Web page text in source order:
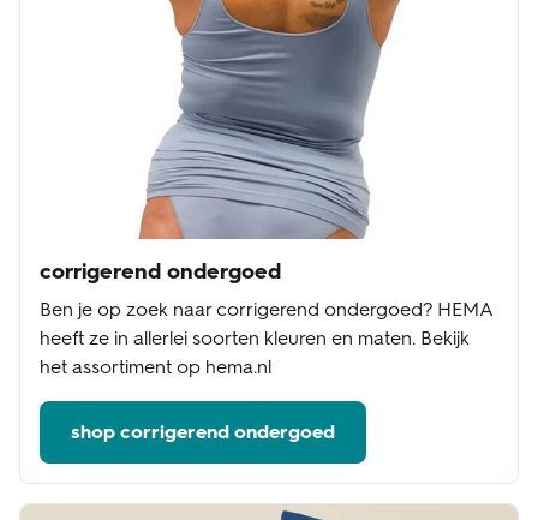
corrigerend ondergoed
Ben je op zoek naar corrigerend ondergoed? HEMA
heeft ze in allerlei soorten kleuren en maten. Bekijk
het assortiment op hema.nl
shop corrigerend ondergoed